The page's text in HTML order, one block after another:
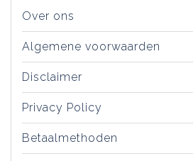
Over ons
Algemene voorwaarden
Disclaimer
Privacy Policy
Betaalmethoden